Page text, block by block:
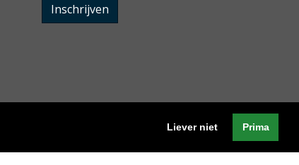
Liever niet Prima
Inschrijven
Privacyverklaring